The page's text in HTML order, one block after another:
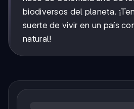
biodiversos del planeta.
suerte de vivir en un país
natural!